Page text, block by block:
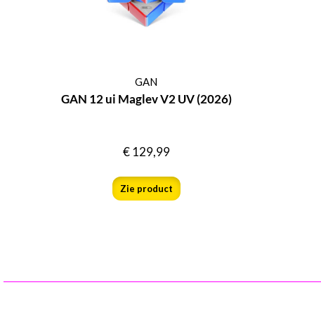
GAN
GAN 12 ui Maglev V2 UV (2026)
€129,99
Zie product